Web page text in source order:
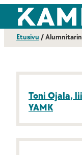
Siirry
suoraan
sisältöön
Kajaanin ammattikorkeakoulu
Etusivu /
Toni Ojala,
YAMK